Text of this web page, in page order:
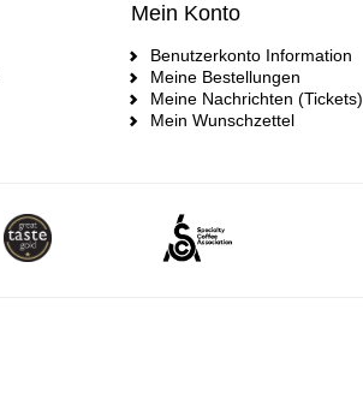
Mein Konto
Benutzerkonto Information
Meine Bestellungen
Meine Nachrichten (Tickets)
Mein Wunschzettel